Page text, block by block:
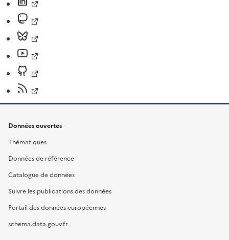
Données ouvertes
Thématiques
Données de référence
Catalogue de données
Suivre les publications des données
Portail des données européennes
schema.data.gouv.fr